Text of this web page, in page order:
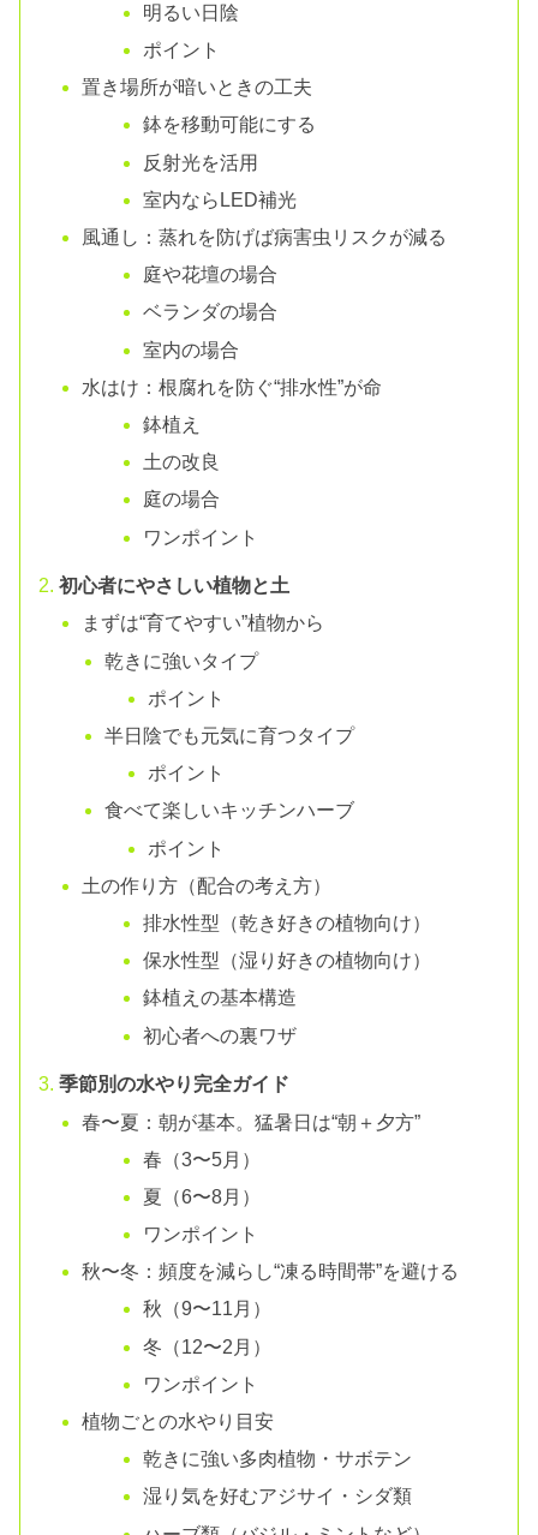
明るい日陰
ポイント
置き場所が暗いときの工夫
鉢を移動可能にする
反射光を活用
室内ならLED補光
風通し：蒸れを防げば病害虫リスクが減る
庭や花壇の場合
ベランダの場合
室内の場合
水はけ：根腐れを防ぐ“排水性”が命
鉢植え
土の改良
庭の場合
ワンポイント
初心者にやさしい植物と土
まずは“育てやすい”植物から
乾きに強いタイプ
ポイント
半日陰でも元気に育つタイプ
ポイント
食べて楽しいキッチンハーブ
ポイント
土の作り方（配合の考え方）
排水性型（乾き好きの植物向け）
保水性型（湿り好きの植物向け）
鉢植えの基本構造
初心者への裏ワザ
季節別の水やり完全ガイド
春〜夏：朝が基本。猛暑日は“朝＋夕方”
春（3〜5月）
夏（6〜8月）
ワンポイント
秋〜冬：頻度を減らし“凍る時間帯”を避ける
秋（9〜11月）
冬（12〜2月）
ワンポイント
植物ごとの水やり目安
乾きに強い多肉植物・サボテン
湿り気を好むアジサイ・シダ類